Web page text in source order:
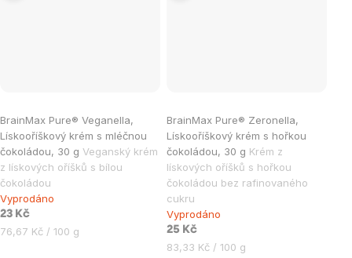
BrainMax Pure® Veganella,
Lískooříškový krém s mléčnou
čokoládou, 30 g Veganský krém
z lískových oříšků s bílou
čokoládou
Vyprodáno
23 Kč
Měrná
76,67 Kč / 100 g
BrainMax Pure® Zeronella,
Lískooříškový krém s hořkou
čokoládou, 30 g Krém z
lískových oříšků s hořkou
čokoládou bez rafinovaného
cukru
Vyprodáno
25 Kč
Měrná
83,33 Kč / 100 g